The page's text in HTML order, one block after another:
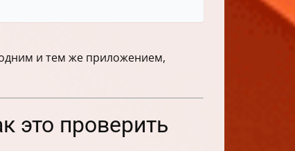
и тем же приложением,
это проверить